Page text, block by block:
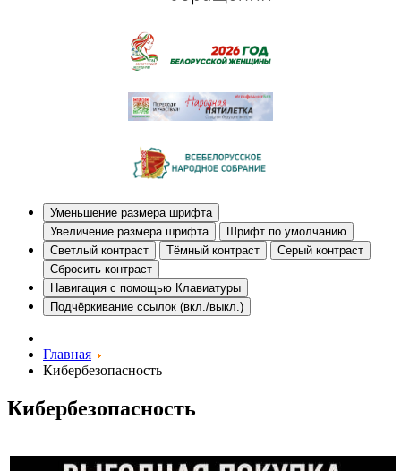
Уменьшение размера шрифта
Увеличение размера шрифта
Шрифт по умолчанию
Светлый контраст
Тёмный контраст
Серый контраст
Сбросить контраст
Навигация с помощью Клавиатуры
Подчёркивание ссылок (вкл./выкл.)
Главная
Кибербезопасность
Кибербезопасность